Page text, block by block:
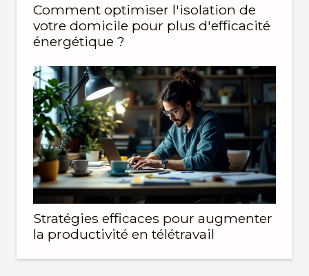
Comment optimiser l'isolation de
votre domicile pour plus d'efficacité
énergétique ?
Stratégies efficaces pour augmenter
la productivité en télétravail